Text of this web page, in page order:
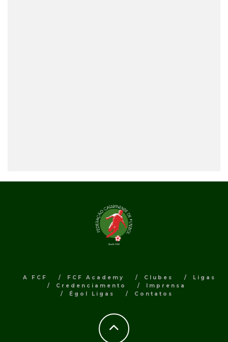
A FCF FCF Academy Clubes
Ligas
Credenciamento
Imprensa
Égol Ligas
Contatos